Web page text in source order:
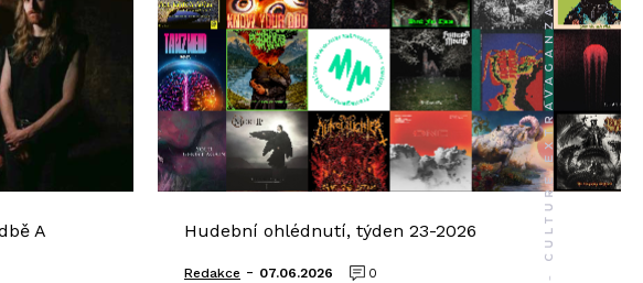
A
Hudební ohlédnutí, týden 23-2026
Redakce - 07.06.2026 0